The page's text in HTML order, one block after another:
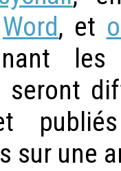
Word, et
seront
sur une